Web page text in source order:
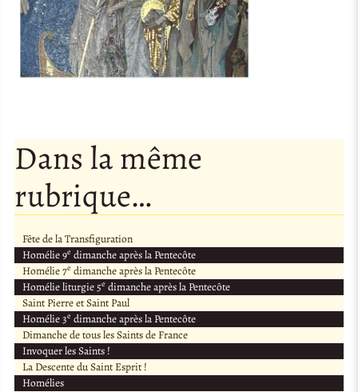
Dans la même
rubrique…
Fête de la Transfiguration
Homélie 9e dimanche après la Pentecôte
Homélie 7e dimanche après la Pentecôte
Homélie liturgie 5e dimanche après la Pentecôte
Saint Pierre et Saint Paul
Homélie 3e dimanche après la Pentecôte
Dimanche de tous les Saints de France
Invoquer les Saints !
La Descente du Saint Esprit !
Homélies